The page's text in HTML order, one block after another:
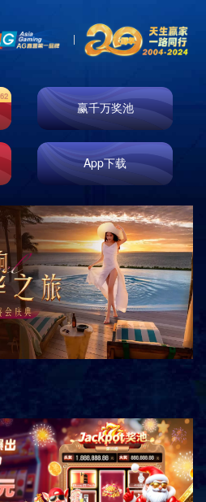
Toggle
岩绵系列 玻纤毡系列